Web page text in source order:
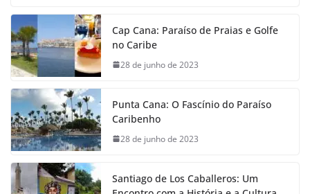
Cap Cana: Paraíso de Praias e Golfe
no Caribe
28 de junho de 2023
Punta Cana: O Fascínio do Paraíso
Caribenho
28 de junho de 2023
Santiago de Los Caballeros: Um